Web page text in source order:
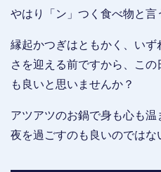
やはり「ン」つく食べ物と言
縁起かつぎはともかく、い
さを迎える前ですから、こ
も良いと思いませんか？
アツアツのお鍋で身も心も
夜を過ごすのも良いのではな